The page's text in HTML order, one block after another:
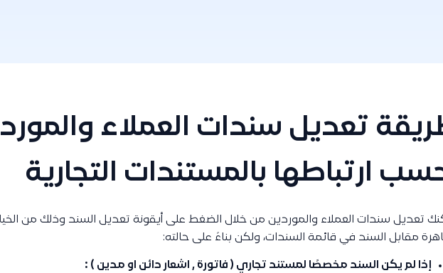
تعديل سندات العملاء
ارتباطها بالمستندات التجارية
تعديل سندات العملاء والموردين من خلال الضغط على أيقونة تعديل السند وذلك من
مقابل السند في قائمة السندات، ولكن بناءً على حالته:
إذا لم يكن السند مخصصًا لمستند تجاري ( فاتورة , اشعار دائن او مدين ) :